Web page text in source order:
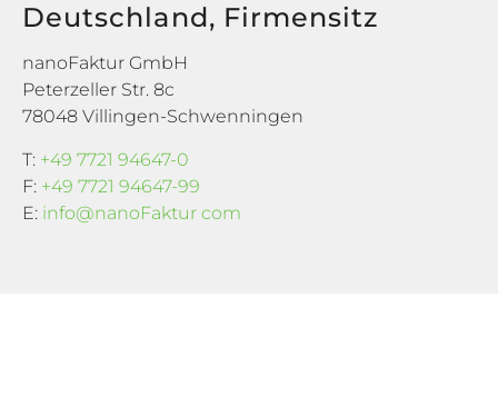
Deutschland, Firmensitz
nanoFaktur GmbH
Peterzeller Str. 8c
78048 Villingen-Schwenningen
T: +49 7721 94647-0
F: +49 7721 94647-99
E: info@nanoFaktur com